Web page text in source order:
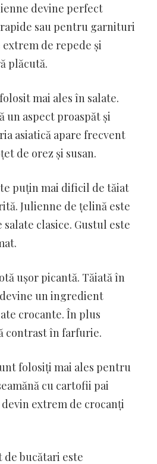
devine perfect
sau pentru garnituri
extrem de repede și
plăcută.
mai ales în salate.
un aspect proaspăt și
asiatică apare frecvent
de orez și susan.
puțin mai dificil de tăiat
Julienne de țelină este
clasice. Gustul este
ușor picantă. Tăiată în
un ingredient
crocante. În plus
contrast în farfurie.
folosiți mai ales pentru
cu cartofii pai
extrem de crocanți
bucătari este